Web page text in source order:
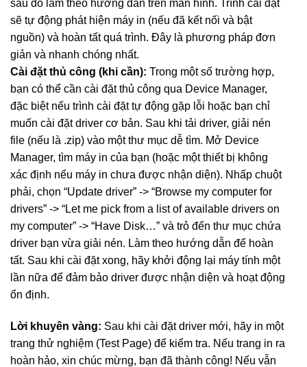
sau đó làm theo hướng dẫn trên màn hình. Trình cài đặt
sẽ tự động phát hiện máy in (nếu đã kết nối và bật
nguồn) và hoàn tất quá trình. Đây là phương pháp đơn
giản và nhanh chóng nhất.
Cài đặt thủ công (khi cần): Trong một số trường hợp,
bạn có thể cần cài đặt thủ công qua Device Manager,
đặc biệt nếu trình cài đặt tự động gặp lỗi hoặc bạn chỉ
muốn cài đặt driver cơ bản. Sau khi tải driver, giải nén
file (nếu là .zip) vào một thư mục dễ tìm. Mở Device
Manager, tìm máy in của bạn (hoặc một thiết bị không
xác định nếu máy in chưa được nhận diện). Nhấp chuột
phải, chọn “Update driver” -> “Browse my computer for
drivers” -> “Let me pick from a list of available drivers on
my computer” -> “Have Disk…” và trỏ đến thư mục chứa
driver bạn vừa giải nén. Làm theo hướng dẫn để hoàn
tất. Sau khi cài đặt xong, hãy khởi động lại máy tính một
lần nữa để đảm bảo driver được nhận diện và hoạt động
ổn định.
Lời khuyên vàng: Sau khi cài đặt driver mới, hãy in một
trang thử nghiệm (Test Page) để kiểm tra. Nếu trang in ra
hoàn hảo, xin chúc mừng, bạn đã thành công! Nếu vẫn